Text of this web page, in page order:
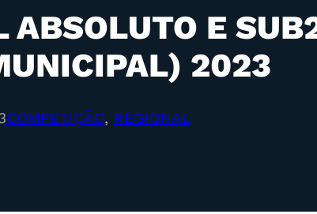
E
2023
COMPETIÇÃO, REGIONAL